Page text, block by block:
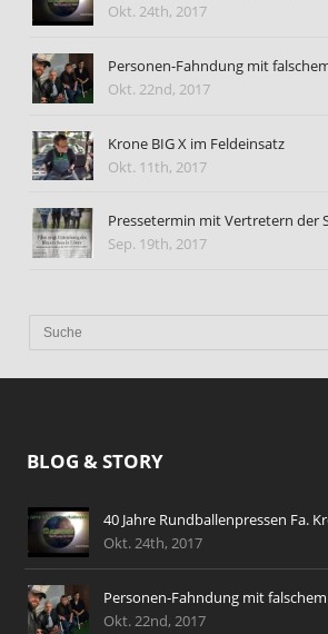
Okt. 24th, 2017
Personen-Fahndung mit
Okt. 22nd, 2017
Krone BIG X im Feldeinsatz
Okt. 11th, 2017
Pressetermin mit Vertretern der
Sep. 19th, 2017
BLOG & STORY
40 Jahre Rundballenpressen Fa.
Okt. 24th, 2017
Personen-Fahndung mit
Okt. 22nd, 2017